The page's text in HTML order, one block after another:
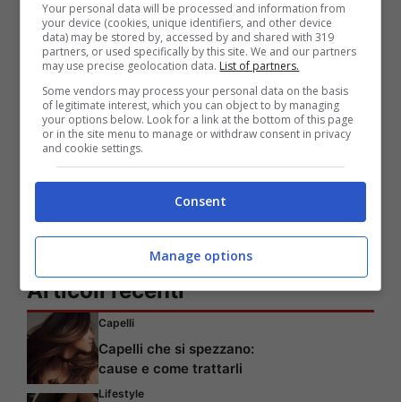
Gossip
“Scappata di casa…”, il
dramma dell’attrice di
Un Posto al Sole: cosa è
successo
Articoli recenti
Capelli
Capelli che si spezzano:
cause e come trattarli
Lifestyle
Your personal data will be processed and information from
your device (cookies, unique identifiers, and other device
data) may be stored by, accessed by and shared with 319
partners, or used specifically by this site. We and our partners
may use precise geolocation data. List of partners.
Some vendors may process your personal data on the basis
of legitimate interest, which you can object to by managing
your options below. Look for a link at the bottom of this page
or in the site menu to manage or withdraw consent in privacy
and cookie settings.
Consent
Manage options